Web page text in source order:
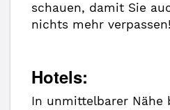
schauen, damit Sie
nichts mehr verpassen!
Hotels:
In unmittelbarer Nähe